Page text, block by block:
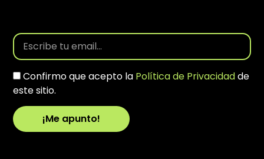
Confirmo que acepto la Política de Privacidadde
este sitio.
¡Me apunto!